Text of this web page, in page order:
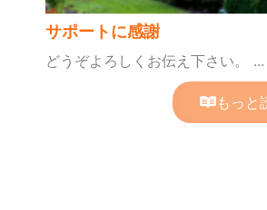
サポートに感謝
どうぞよろしくお伝え下さい。 ...